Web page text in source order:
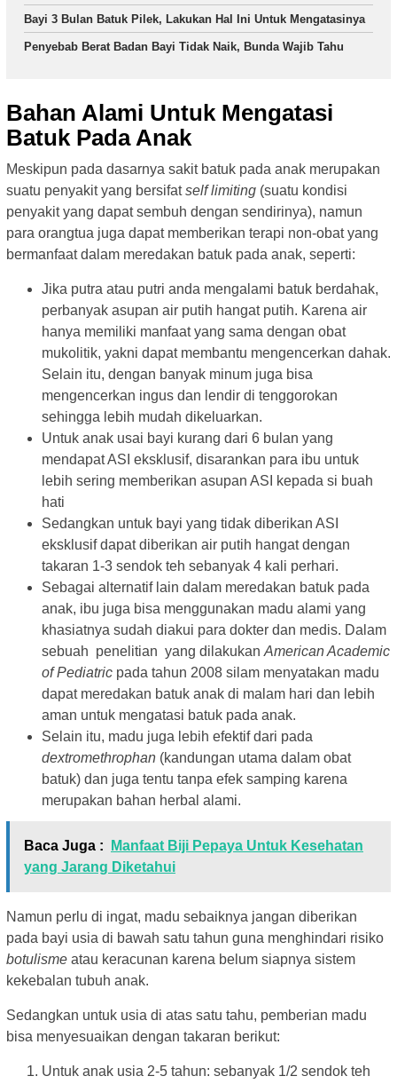
Bayi 3 Bulan Batuk Pilek, Lakukan Hal Ini Untuk Mengatasinya
Penyebab Berat Badan Bayi Tidak Naik, Bunda Wajib Tahu
Bahan Alami Untuk Mengatasi
Batuk Pada Anak
Meskipun pada dasarnya sakit batuk pada anak merupakan
suatu penyakit yang bersifatself limiting (suatu kondisi
penyakit yang dapat sembuh dengan sendirinya), namun
para orangtua juga dapat memberikan terapi non-obat yang
bermanfaat dalam meredakan batuk pada anak, seperti:
Jika putra atau putri anda mengalami batuk berdahak,
perbanyak asupan air putih hangat putih. Karena air
hanya memiliki manfaat yang sama dengan obat
mukolitik, yakni dapat membantu mengencerkan dahak.
Selain itu, dengan banyak minum juga bisa
mengencerkan ingus dan lendir di tenggorokan
sehingga lebih mudah dikeluarkan.
Untuk anak usai bayi kurang dari 6 bulan yang
mendapat ASI eksklusif, disarankan para ibu untuk
lebih sering memberikan asupan ASI kepada si buah
hati
Sedangkan untuk bayi yang tidak diberikan ASI
eksklusif dapat diberikan air putih hangat dengan
takaran 1-3 sendok teh sebanyak 4 kali perhari.
Sebagai alternatif lain dalam meredakan batuk pada
anak, ibu juga bisa menggunakan madu alami yang
khasiatnya sudah diakui para dokter dan medis. Dalam
sebuah penelitian yang dilakukan American Academic
of Pediatric pada tahun 2008 silam menyatakan madu
dapat meredakan batuk anak di malam hari dan lebih
aman untuk mengatasi batuk pada anak.
Selain itu, madu juga lebih efektif dari pada
dextromethrophan (kandungan utama dalam obat
batuk) dan juga tentu tanpa efek samping karena
merupakan bahan herbal alami.
Baca Juga :
Manfaat Biji Pepaya Untuk Kesehatan
yang Jarang Diketahui
Namun perlu di ingat, madu sebaiknya jangan diberikan
pada bayi usia di bawah satu tahun guna menghindari risiko
botulisme atau keracunan karena belum siapnya sistem
kekebalan tubuh anak.
Sedangkan untuk usia di atas satu tahu, pemberian madu
bisa menyesuaikan dengan takaran berikut:
Untuk anak usia 2-5 tahun: sebanyak 1/2 sendok teh